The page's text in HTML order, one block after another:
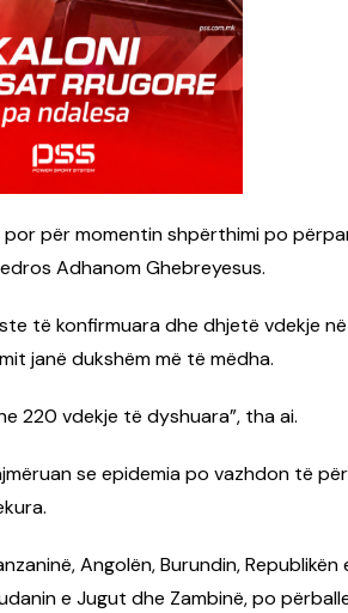
për momentin shpërthimi po
Adhanom Ghebreyesus.
të konfirmuara dhe dhjetë vdekje
janë dukshëm më të mëdha.
220 vdekje të dyshuara”, tha ai.
se epidemia po vazhdon të
Angolën, Burundin, Republikën
e Jugut dhe Zambinë, po